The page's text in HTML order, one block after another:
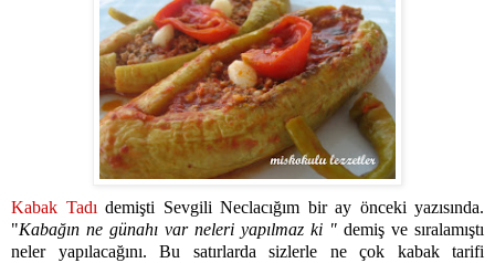
Kabak Tadı demişti Sevgili Neclacığım bir ay önceki yazısında.
"Kabağın ne günahı var neleri yapılmaz ki " demiş ve sıralamıştı
neler yapılacağını. Bu satırlarda sizlerle ne çok kabak tarifi